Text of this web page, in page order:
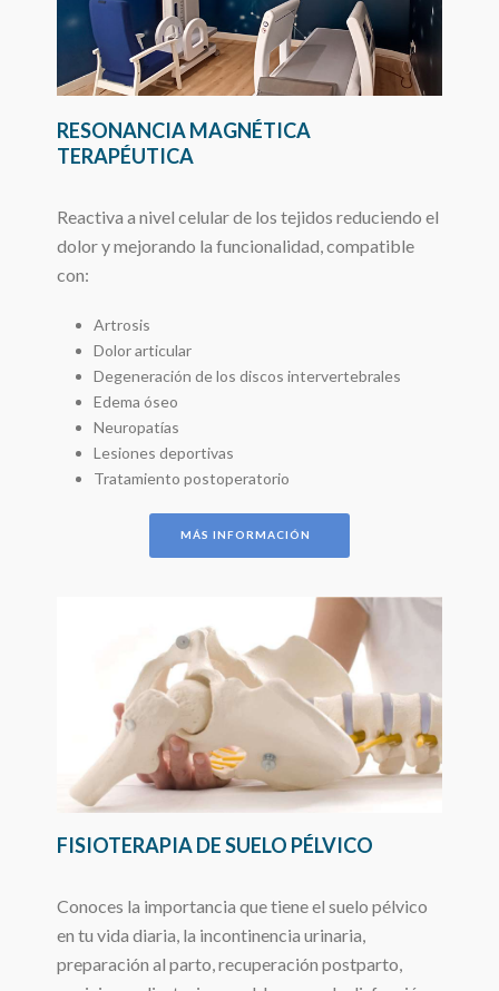
RESONANCIA MAGNÉTICA
TERAPÉUTICA
Reactiva a nivel celular de los tejidos reduciendo el
dolor y mejorando la funcionalidad, compatible
con:
Artrosis
Dolor articular
Degeneración de los discos intervertebrales
Edema óseo
Neuropatías
Lesiones deportivas
Tratamiento postoperatorio
MÁS INFORMACIÓN
FISIOTERAPIA DE SUELO PÉLVICO
Conoces la importancia que tiene el suelo pélvico
en tu vida diaria, la incontinencia urinaria,
preparación al parto, recuperación postparto,